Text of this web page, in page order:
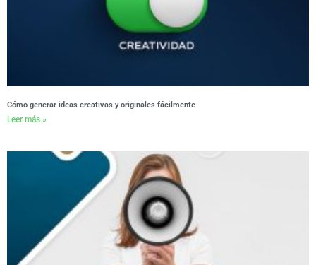
Cómo generar ideas creativas y originales fácilmente
Leer más »